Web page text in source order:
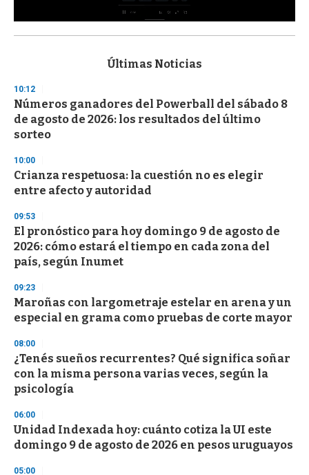
s
d
s
o
f
3
s
e
c
o
d
s
Últimas Noticias
10:12
Números ganadores del Powerball del sábado 8
de agosto de 2026: los resultados del último
sorteo
10:00
Crianza respetuosa: la cuestión no es elegir
entre afecto y autoridad
09:53
El pronóstico para hoy domingo 9 de agosto de
2026: cómo estará el tiempo en cada zona del
país, según Inumet
09:23
Maroñas con largometraje estelar en arena y un
especial en grama como pruebas de corte mayor
08:00
¿Tenés sueños recurrentes? Qué significa soñar
con la misma persona varias veces, según la
psicología
06:00
Unidad Indexada hoy: cuánto cotiza la UI este
domingo 9 de agosto de 2026 en pesos uruguayos
05:00